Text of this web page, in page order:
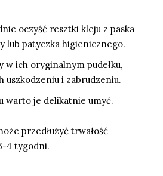
oczyść resztki kleju z paska
lub patyczka higienicznego.
w ich oryginalnym pudełku,
uszkodzeniu i zabrudzeniu.
warto je delikatnie umyć.
przedłużyć trwałość
4 tygodni.